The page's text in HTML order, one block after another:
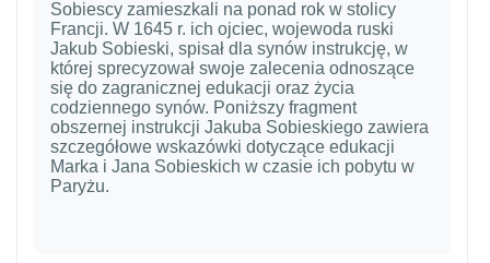
Sobiescy zamieszkali na ponad rok w stolicy
Francji. W 1645 r. ich ojciec, wojewoda ruski
Jakub Sobieski, spisał dla synów instrukcję, w
której sprecyzował swoje zalecenia odnoszące
się do zagranicznej edukacji oraz życia
codziennego synów. Poniższy fragment
obszernej instrukcji Jakuba Sobieskiego zawiera
szczegółowe wskazówki dotyczące edukacji
Marka i Jana Sobieskich w czasie ich pobytu w
Paryżu.